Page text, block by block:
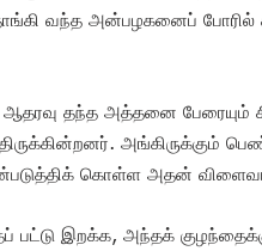
வந்த அன்பழகனைப் போரில்
தந்த அத்தனை பேரையும்
அங்கிருக்கும்
கொள்ள அதன்
பட்டு இறக்க, அந்தக்